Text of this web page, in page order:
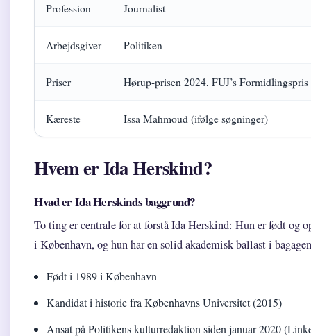
Profession Journalist
Arbejdsgiver Politiken
Priser Hørup-prisen 2024, FUJ’s
Kæreste Issa Mahmoud (ifølge søgninger)
Hvem er Ida Herskind?
Hvad er Ida Herskinds baggrund?
To ting er centrale for at forstå Ida Herskind: Hun er født og
i København, og hun har en solid akademisk ballast i
Født i 1989 i København
Kandidat i historie fra Københavns Universitet (2015)
Ansat på Politikens kulturredaktion siden januar 2020